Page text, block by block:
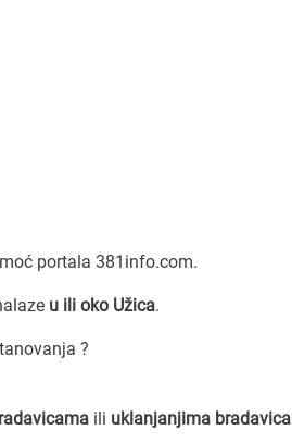
portala 381info.com.
u ili oko Užica.
?
ili uklanjanjima bradavica